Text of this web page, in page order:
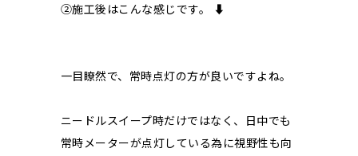
②施工後はこんな感じです。 ⬇︎
一目瞭然で、常時点灯の方が良いですよね。
ニードルスイープ時だけではなく、日中でも
常時メーターが点灯している為に視野性も向